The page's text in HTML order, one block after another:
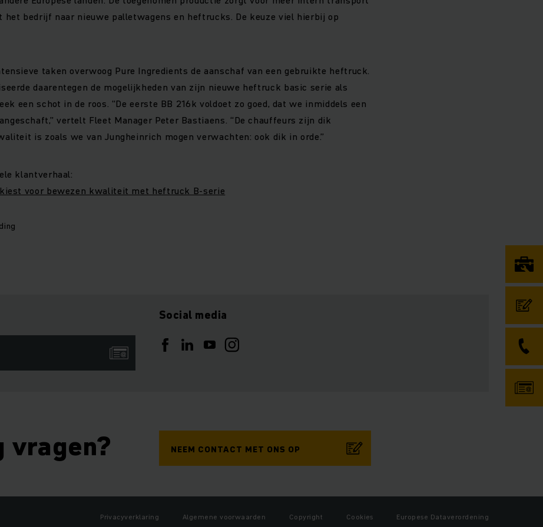
het bedrijf naar nieuwe palletwagens en heftrucks. De keuze viel hierbij op
taken overwoog Pure Ingredients de aanschaf van een gebruikte heftruck.
daarentegen de mogelijkheden van zijn nieuwe heftruck basic serie als
een schot in de roos. “De eerste BB 216k voldoet zo goed, dat we inmiddels een
vertelt Fleet Manager Peter Bastiaens. “De chauffeurs zijn dik
is zoals we van Jungheinrich mogen verwachten: ook dik in orde.”
klantverhaal:
voor bewezen kwaliteit met heftruck B-serie
Social media
vragen? NEEM CONTACT MET ONS OP
Privacyverklaring Algemene voorwaarden Copyright Cookies Europese Dataverordening